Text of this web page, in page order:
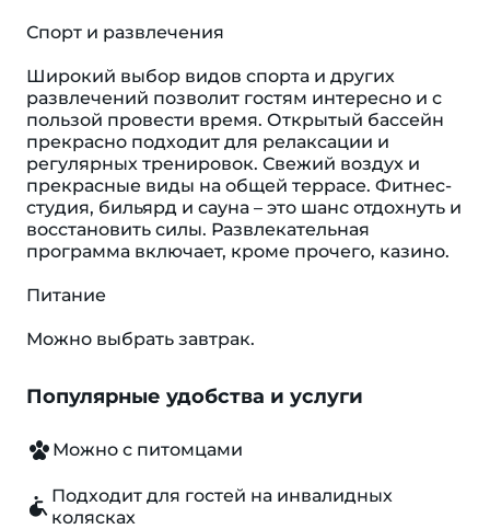
Спорт и развлечения
Широкий выбор видов спорта и других
развлечений позволит гостям интересно и с
пользой провести время. Открытый бассейн
прекрасно подходит для релаксации и
регулярных тренировок. Свежий воздух и
прекрасные виды на общей террасе. Фитнес-
студия, бильярд и сауна – это шанс отдохнуть и
восстановить силы. Развлекательная
программа включает, кроме прочего, казино.
Питание
Можно выбрать завтрак.
Популярные удобства и услуги
Можно с питомцами
Подходит для гостей на инвалидных
колясках